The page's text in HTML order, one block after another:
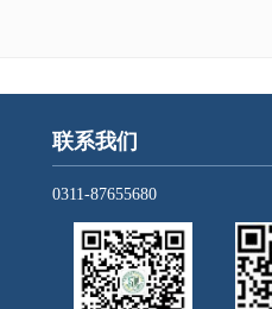
联系我们
0311-87655680